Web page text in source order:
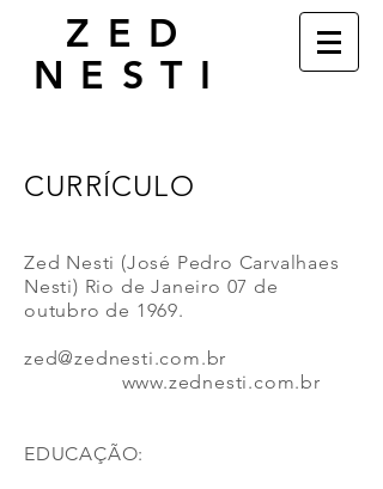
ZED
NESTI
CURRÍCULO
Zed Nesti (José Pedro Carvalhaes
Nesti) Rio de Janeiro 07 de
outubro de 1969.
zed@zednesti.com.br
www.zednesti.com.br
EDUCAÇÃO: